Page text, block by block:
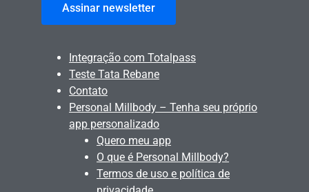
Assinar newsletter
Integração com Totalpass
Teste Tata Rebane
Contato
Personal Millbody – Tenha seu próprio
app personalizado
Quero meu app
O que é Personal Millbody?
Termos de uso e política de